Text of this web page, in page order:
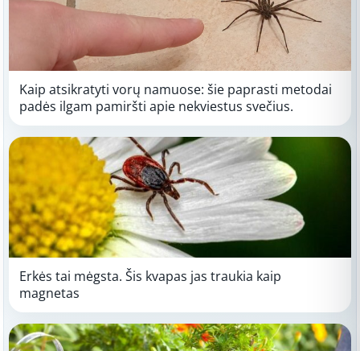
Kaip atsikratyti vorų namuose: šie paprasti metodai
padės ilgam pamiršti apie nekviestus svečius.
Erkės tai mėgsta. Šis kvapas jas traukia kaip
magnetas